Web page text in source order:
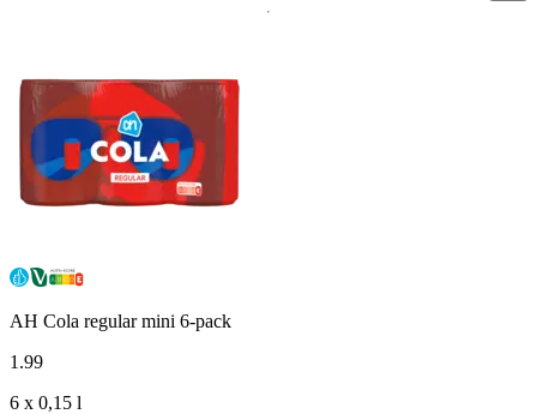
AH Cola regular mini 6-pack
1 .99
6 x 0,15 l